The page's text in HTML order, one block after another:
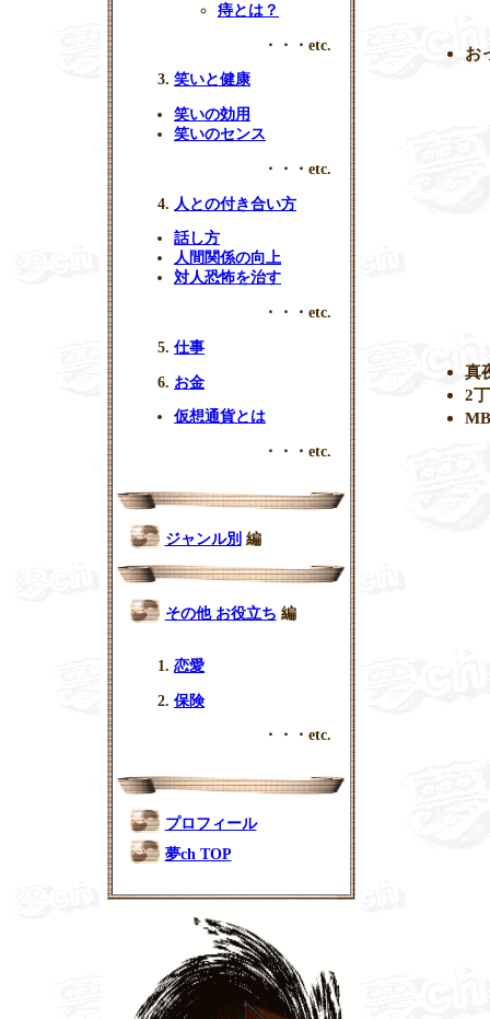
お
真
2
痔とは？
・・・etc.
笑いと健康
笑いの効用
笑いのセンス
・・・etc.
人との付き合い方
話し方
人間関係の向上
対人恐怖を治す
・・・etc.
仕事
お金
仮想通貨とは
・・・etc.
ジャンル別 編
その他 お役立ち 編
恋愛
保険
・・・etc.
プロフィール
夢ch TOP